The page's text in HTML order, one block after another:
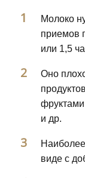
Молоко
приемов
или 1,5
Оно
и др.
виде с